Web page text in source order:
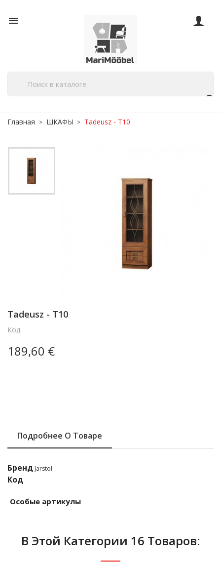

Главная ШКАФЫ Tadeusz - T10
Tadeusz - T10
Код:
189,60 €
Подробнее О Товаре
Бренд Jarstol
Код
Особые артикулы
В Этой Категории 16 Товаров: